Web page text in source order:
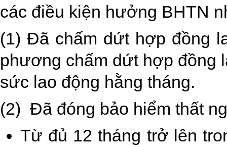
các điều kiện hưởng BHTN
(1) Đã chấm dứt hợp đồng
phương chấm dứt hợp đồng
sức lao động hằng tháng.
(2) Đã đóng bảo hiểm thất
Từ đủ 12 tháng trở lên